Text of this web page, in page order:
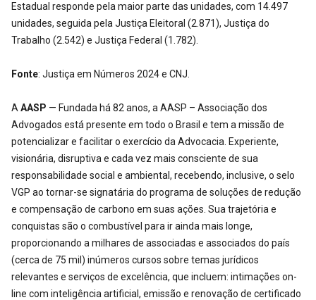
Estadual responde pela maior parte das unidades, com 14.497
unidades, seguida pela Justiça Eleitoral (2.871), Justiça do
Trabalho (2.542) e Justiça Federal (1.782).
Fonte: Justiça em Números 2024 e CNJ.
A AASP — Fundada há 82 anos, a AASP – Associação dos
Advogados está presente em todo o Brasil e tem a missão de
potencializar e facilitar o exercício da Advocacia. Experiente,
visionária, disruptiva e cada vez mais consciente de sua
responsabilidade social e ambiental, recebendo, inclusive, o selo
VGP ao tornar-se signatária do programa de soluções de redução
e compensação de carbono em suas ações. Sua trajetória e
conquistas são o combustível para ir ainda mais longe,
proporcionando a milhares de associadas e associados do país
(cerca de 75 mil) inúmeros cursos sobre temas jurídicos
relevantes e serviços de excelência, que incluem: intimações on-
line com inteligência artificial, emissão e renovação de certificado